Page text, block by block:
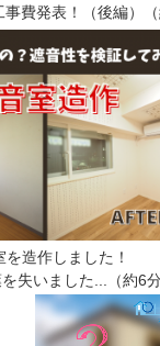
費発表！（後編）（
を造作しました！
失いました...（約6分